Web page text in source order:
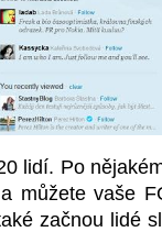
lidí. Po
můžete vaše
začnou lidé